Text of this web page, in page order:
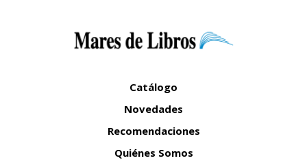
Catálogo
Novedades
Recomendaciones
Quiénes Somos